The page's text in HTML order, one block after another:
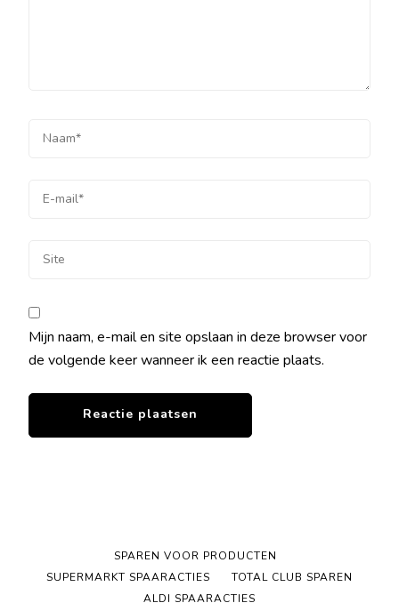
Mijn naam, e-mail en site opslaan in deze browser voor
de volgende keer wanneer ik een reactie plaats.
SPAREN VOOR PRODUCTEN
SUPERMARKT SPAARACTIES
TOTAL CLUB SPAREN
ALDI SPAARACTIES